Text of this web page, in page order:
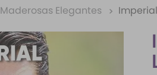
Maderosas Elegantes Imperial